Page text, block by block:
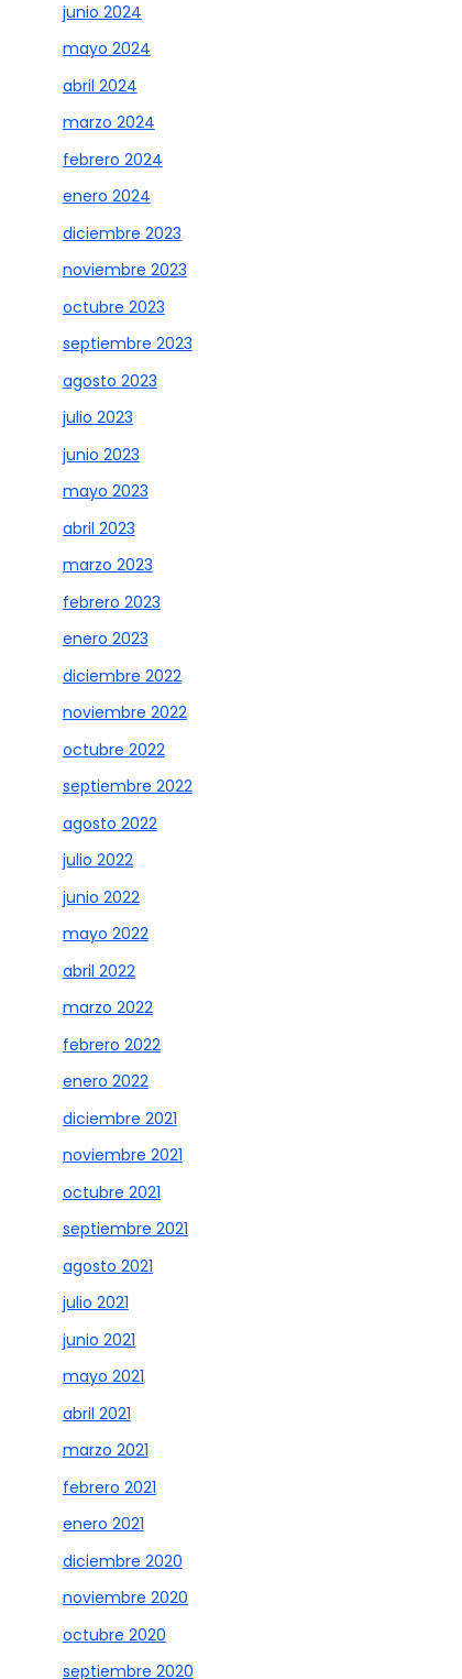
junio 2024
mayo 2024
abril 2024
marzo 2024
febrero 2024
enero 2024
diciembre 2023
noviembre 2023
octubre 2023
septiembre 2023
agosto 2023
julio 2023
junio 2023
mayo 2023
abril 2023
marzo 2023
febrero 2023
enero 2023
diciembre 2022
noviembre 2022
octubre 2022
septiembre 2022
agosto 2022
julio 2022
junio 2022
mayo 2022
abril 2022
marzo 2022
febrero 2022
enero 2022
diciembre 2021
noviembre 2021
octubre 2021
septiembre 2021
agosto 2021
julio 2021
junio 2021
mayo 2021
abril 2021
marzo 2021
febrero 2021
enero 2021
diciembre 2020
noviembre 2020
octubre 2020
septiembre 2020